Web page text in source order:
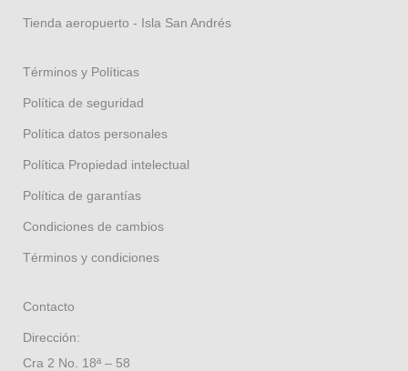
Tienda aeropuerto - Isla San Andrés
Términos y Políticas
Política de seguridad
Política datos personales
Política Propiedad intelectual
Política de garantías
Condiciones de cambios
Términos y condiciones
Contacto
Dirección:
Cra 2 No. 18ª – 58